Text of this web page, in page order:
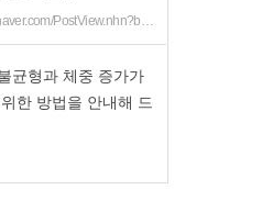
https://blog.naver.com/PostView.nhn?blogId=kfdazzang&logNo=222382870333&parentCategoryNo=61&categoryNo=&viewDate=&isShowPopularPosts=false&from=postView
균형과 체중 증가가
한 방법을 안내해 드